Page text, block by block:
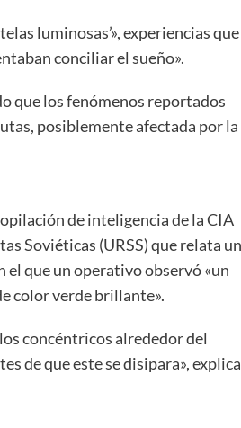
luminosas’», experiencias que
conciliar el sueño».
que los fenómenos reportados
posiblemente afectada por la
de inteligencia de la CIA
Soviéticas (URSS) que relata un
el que un operativo observó «un
color verde brillante».
concéntricos alrededor del
de que este se disipara», explica